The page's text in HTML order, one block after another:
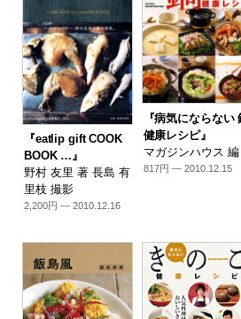
『eatlip gift COOK
BOOK …』
野村 友里 著 長島 有
里枝 撮影
2,200円 — 2010.12.16
『病気にならない
健康レシピ』
マガジンハウス 編
817円 — 2010.12.15